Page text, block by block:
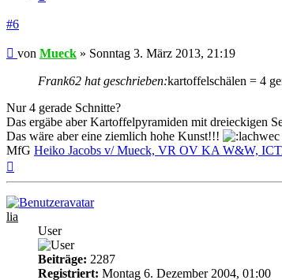
#6
Beitrag
von Mueck » Sonntag 3. März 2013, 21:19
Frank62 hat geschrieben:kartoffelschälen = 4
Nur 4 gerade Schnitte?
Das ergäbe aber Kartoffelpyramiden mit dreieckigen
Das wäre aber eine ziemlich hohe Kunst!!!
MfG Heiko Jacobs v/ Mueck, VR OV KA W&W,
lia
User
Beiträge: 2287
Registriert: Montag 6. Dezember 2004, 01:00